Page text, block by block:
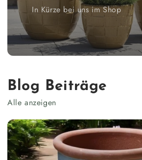
In Kürze bei uns im Shop
Blog Beiträge
Alle anzeigen